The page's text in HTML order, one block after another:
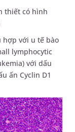
thiết có hình
hợp với u tế bào
lymphocytic
với dấu
ấn Cyclin D1